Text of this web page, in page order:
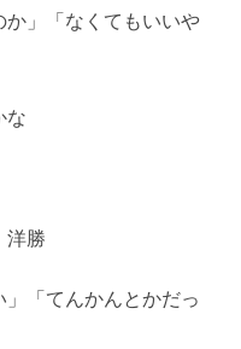
か」「なくてもいいや
な
勝
」「てんかんとかだっ